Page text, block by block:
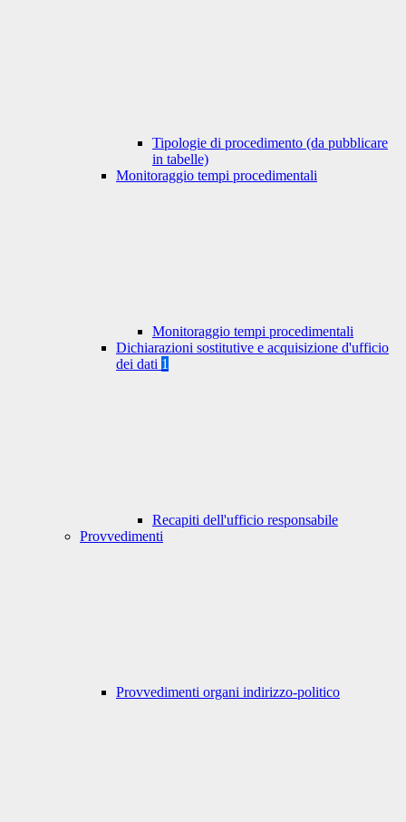
Tipologie di procedimento (da pubblicare
in tabelle)
Monitoraggio tempi procedimentali
Monitoraggio tempi procedimentali
Dichiarazioni sostitutive e acquisizione d'ufficio
dei dati 1
Recapiti dell'ufficio responsabile
Provvedimenti
Provvedimenti organi indirizzo-politico